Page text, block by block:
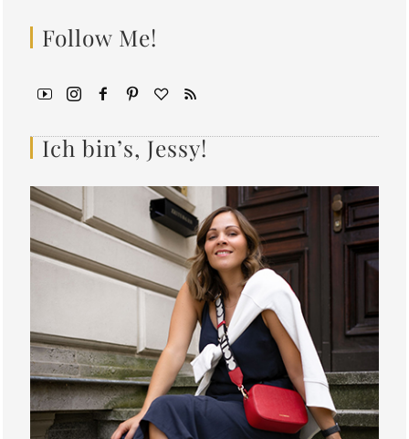
Follow Me!
Ich bin’s, Jessy!